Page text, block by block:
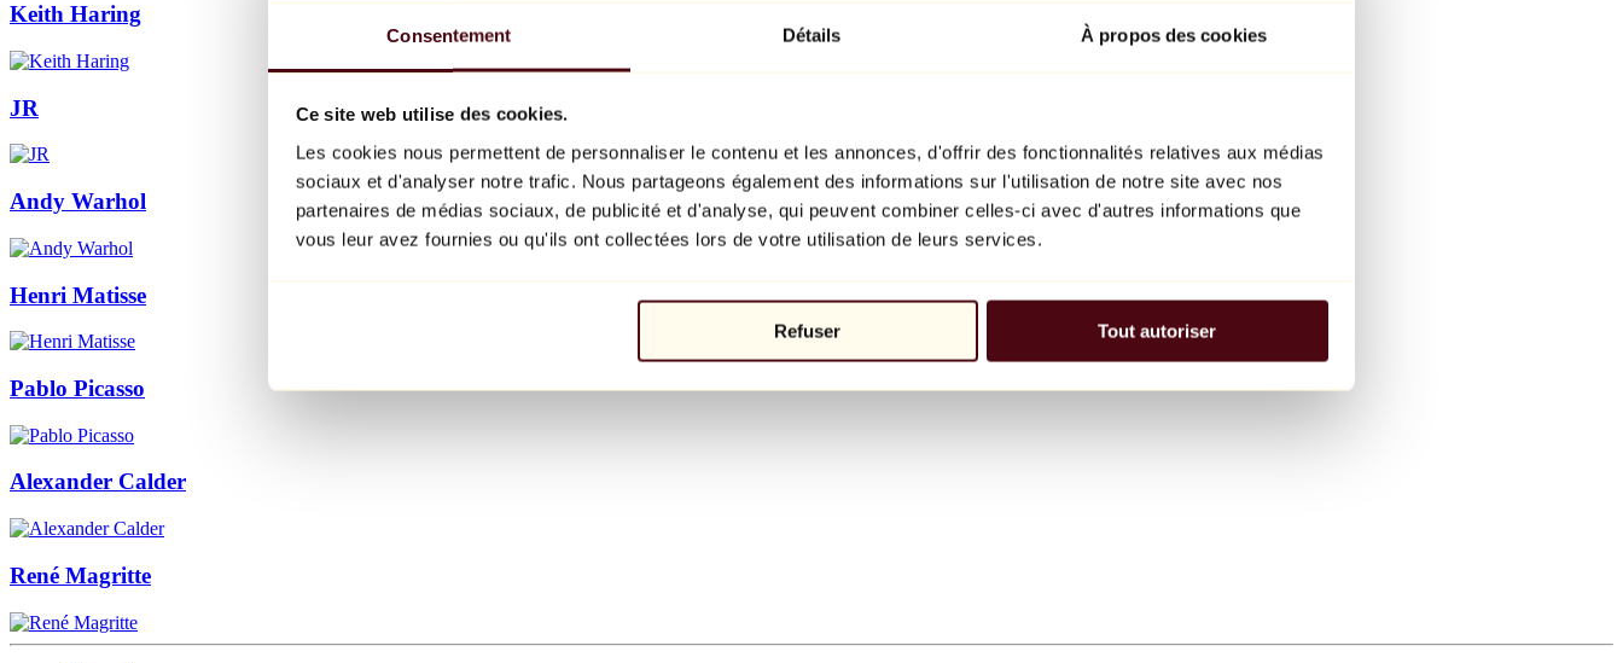
Consentement Détails À propos des cookies
Ce site web utilise des cookies.
Les cookies nous permettent de personnaliser le contenu et les annonces, d'offrir des fonctionnalités relatives aux médias
sociaux et d'analyser notre trafic. Nous partageons également des informations sur l'utilisation de notre site avec nos
partenaires de médias sociaux, de publicité et d'analyse, qui peuvent combiner celles-ci avec d'autres informations que
vous leur avez fournies ou qu'ils ont collectées lors de votre utilisation de leurs services.
Refuser Tout autoriser
Keith Haring
JR
Andy Warhol
Henri Matisse
Pablo Picasso
Alexander Calder
René Magritte